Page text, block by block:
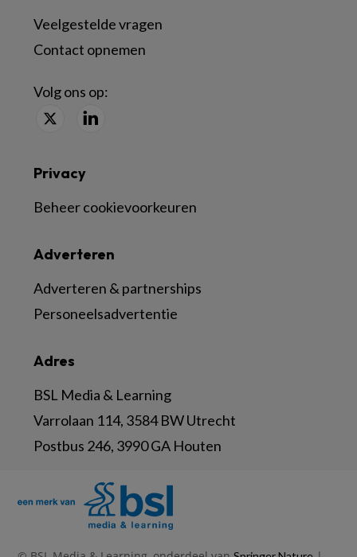
Veelgestelde vragen
Contact opnemen
Volg ons op:
Adres
BSL Media & Learning
Varrolaan 114, 3584 BW Utrecht
Postbus 246, 3990 GA Houten
Adverteren
Adverteren & partnerships
Personeelsadvertentie
Privacy
Beheer cookievoorkeuren